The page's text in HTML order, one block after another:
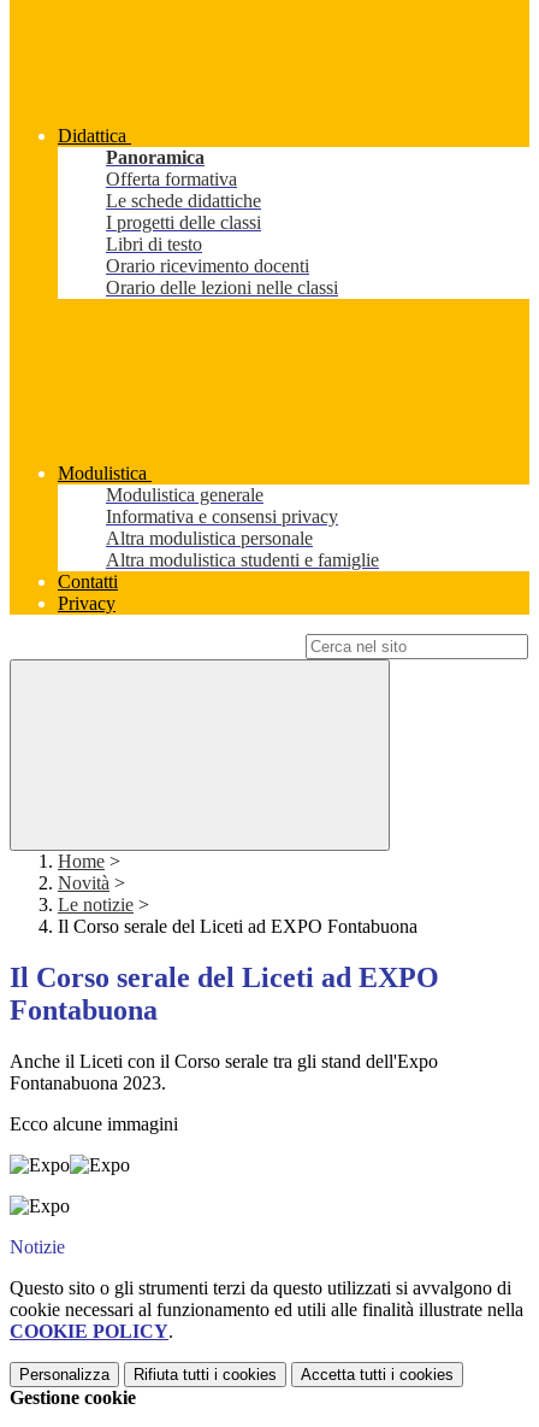
Didattica
Panoramica
Offerta formativa
Le schede didattiche
I progetti delle classi
Libri di testo
Orario ricevimento docenti
Orario delle lezioni nelle classi
Modulistica
Modulistica generale
Informativa e consensi privacy
Altra modulistica personale
Altra modulistica studenti e famiglie
Contatti
Privacy
Home >
Novità >
Le notizie >
Il Corso serale del Liceti ad EXPO Fontabuona
Il Corso serale del Liceti ad EXPO
Fontabuona
Anche il Liceti con il Corso serale tra gli stand dell'Expo
Fontanabuona 2023.
Ecco alcune immagini
Notizie
Questo sito o gli strumenti terzi da questo utilizzati si avvalgono di
cookie necessari al funzionamento ed utili alle finalità illustrate nella
COOKIE POLICY.
Personalizza Rifiuta tutti i cookies Accetta tutti i cookies
Gestione cookie